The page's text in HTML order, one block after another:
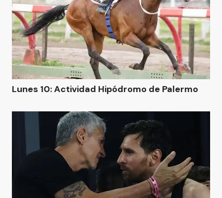
Lunes 10: Actividad Hipódromo de Palermo